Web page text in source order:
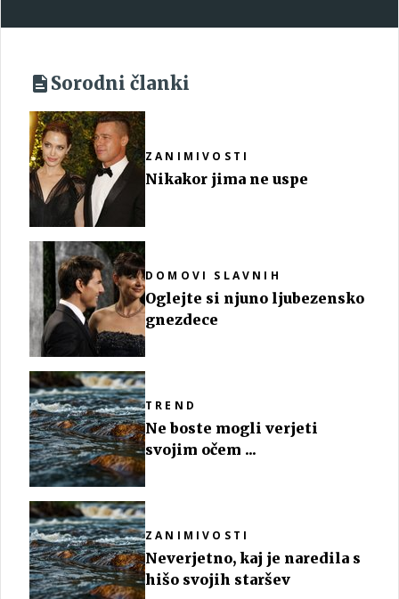
Sorodni članki
ZANIMIVOSTI
Nikakor jima ne uspe
DOMOVI SLAVNIH
Oglejte si njuno ljubezensko
gnezdece
TREND
Ne boste mogli verjeti
svojim očem ...
ZANIMIVOSTI
Neverjetno, kaj je naredila s
hišo svojih staršev